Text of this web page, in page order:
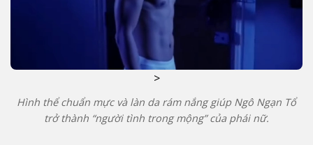
>
Hình thể chuẩn mực và làn da rám nắng giúp Ngô Ngạn Tổ
trở thành “người tình trong mộng” của phái nữ.